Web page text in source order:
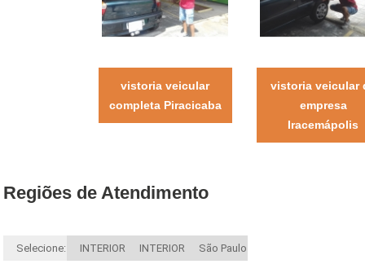
vistoria veicular
completa Piracicaba
vistoria veicular
empresa
Iracemápolis
Regiões de Atendimento
Selecione: INTERIOR INTERIOR São Paulo